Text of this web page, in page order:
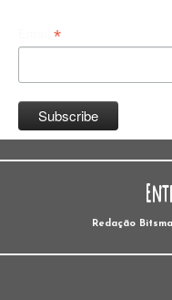
*
Redação